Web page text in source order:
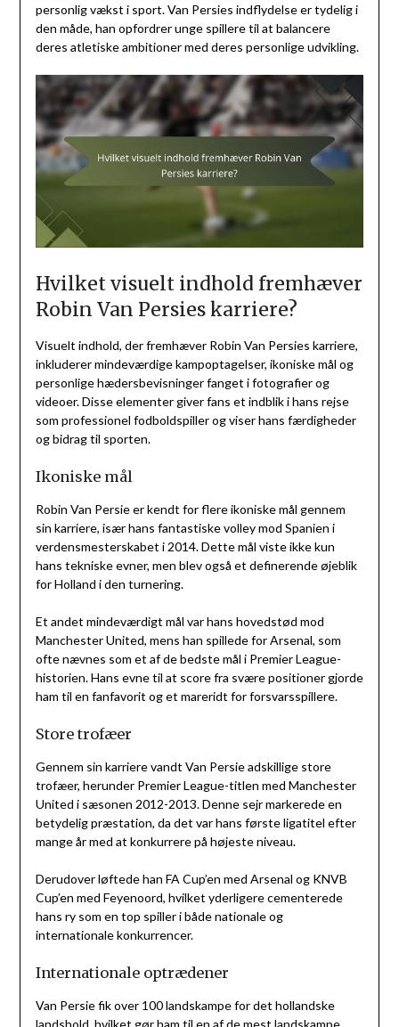
personlig vækst i sport. Van Persies indflydelse er tydelig i
den måde, han opfordrer unge spillere til at balancere
deres atletiske ambitioner med deres personlige udvikling.
Hvilket visuelt indhold fremhæver
Robin Van Persies karriere?
Visuelt indhold, der fremhæver Robin Van Persies karriere,
inkluderer mindeværdige kampoptagelser, ikoniske mål og
personlige hædersbevisninger fanget i fotografier og
videoer. Disse elementer giver fans et indblik i hans rejse
som professionel fodboldspiller og viser hans færdigheder
og bidrag til sporten.
Ikoniske mål
Robin Van Persie er kendt for flere ikoniske mål gennem
sin karriere, især hans fantastiske volley mod Spanien i
verdensmesterskabet i 2014. Dette mål viste ikke kun
hans tekniske evner, men blev også et definerende øjeblik
for Holland i den turnering.
Et andet mindeværdigt mål var hans hovedstød mod
Manchester United, mens han spillede for Arsenal, som
ofte nævnes som et af de bedste mål i Premier League-
historien. Hans evne til at score fra svære positioner gjorde
ham til en fanfavorit og et mareridt for forsvarsspillere.
Store trofæer
Gennem sin karriere vandt Van Persie adskillige store
trofæer, herunder Premier League-titlen med Manchester
United i sæsonen 2012-2013. Denne sejr markerede en
betydelig præstation, da det var hans første ligatitel efter
mange år med at konkurrere på højeste niveau.
Derudover løftede han FA Cup’en med Arsenal og KNVB
Cup’en med Feyenoord, hvilket yderligere cementerede
hans ry som en top spiller i både nationale og
internationale konkurrencer.
Internationale optrædener
Van Persie fik over 100 landskampe for det hollandske